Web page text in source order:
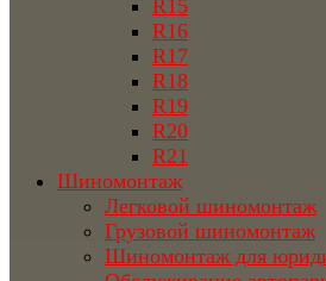
R15
R16
R17
R18
R19
R20
R21
Шиномонтаж
Легковой шиномонтаж
Грузовой шиномонтаж
Шиномонтаж для